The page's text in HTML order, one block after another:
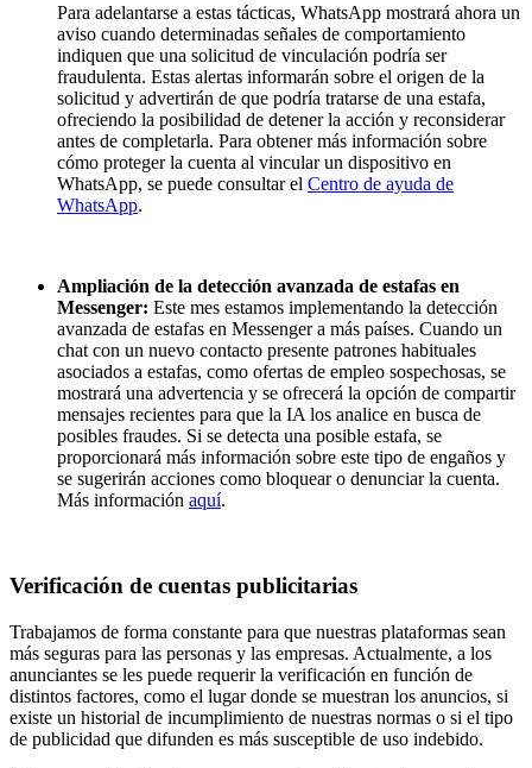
Para adelantarse a estas tácticas, WhatsApp mostrará ahora un
aviso cuando determinadas señales de comportamiento
indiquen que una solicitud de vinculación podría ser
fraudulenta. Estas alertas informarán sobre el origen de la
solicitud y advertirán de que podría tratarse de una estafa,
ofreciendo la posibilidad de detener la acción y reconsiderar
antes de completarla. Para obtener más información sobre
cómo proteger la cuenta al vincular un dispositivo en
WhatsApp, se puede consultar el Centro de ayuda de
WhatsApp.
Ampliación de la detección avanzada de estafas en
Messenger: Este mes estamos implementando la detección
avanzada de estafas en Messenger a más países. Cuando un
chat con un nuevo contacto presente patrones habituales
asociados a estafas, como ofertas de empleo sospechosas, se
mostrará una advertencia y se ofrecerá la opción de compartir
mensajes recientes para que la IA los analice en busca de
posibles fraudes. Si se detecta una posible estafa, se
proporcionará más información sobre este tipo de engaños y
se sugerirán acciones como bloquear o denunciar la cuenta.
Más información aquí.
Verificación de cuentas publicitarias
Trabajamos de forma constante para que nuestras plataformas sean
más seguras para las personas y las empresas. Actualmente, a los
anunciantes se les puede requerir la verificación en función de
distintos factores, como el lugar donde se muestran los anuncios, si
existe un historial de incumplimiento de nuestras normas o si el tipo
de publicidad que difunden es más susceptible de uso indebido.